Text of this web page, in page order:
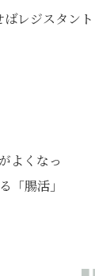
レジスタント
よくなっ
「腸活」